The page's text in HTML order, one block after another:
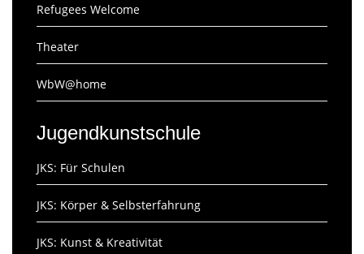
Refugees Welcome
Theater
WbW@home
Jugendkunstschule
JKS: Für Schulen
JKS: Körper & Selbsterfahrung
JKS: Kunst & Kreativität